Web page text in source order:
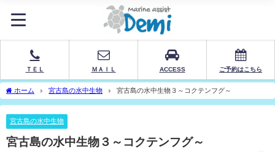
ＴＥＬ ＭＡＩＬ ACCESS ご予約はこちら
ホーム 宮古島の水中生物 宮古島の水中生物３～コクテンフグ～
宮古島の水中生物
宮古島の水中生物３～コクテンフグ～